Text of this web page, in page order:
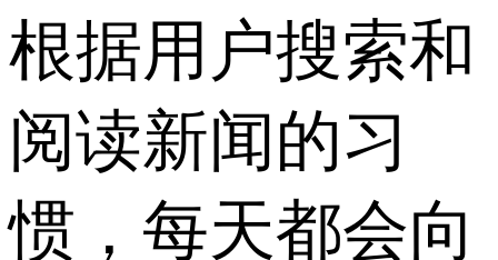
根据用户搜索和
阅读新闻的习
惯，每天都会向